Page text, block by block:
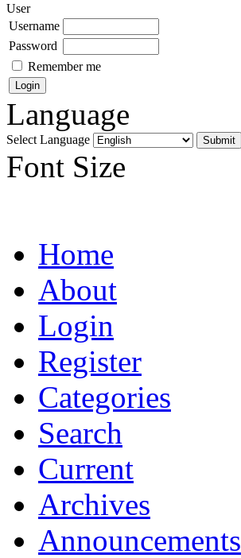
User
Username
Password
Remember me
Language
Select Language
Font Size
Home
About
Login
Register
Categories
Search
Current
Archives
Announcements